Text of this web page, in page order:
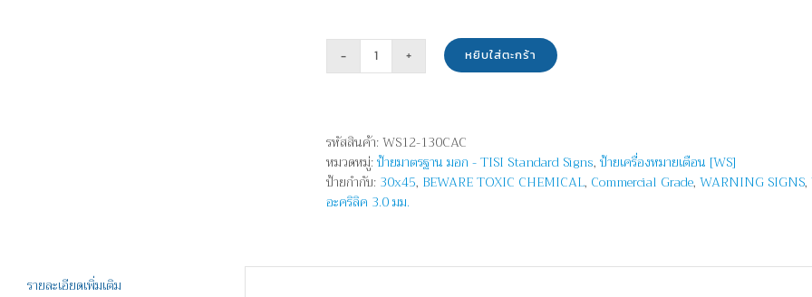
จำนวน
อันตราย
-
BEWARE
TOXIC
หยิบใส่ตะกร้า
รหัสสินค้า:WS12-130CAC
หมวดหมู่:ป้ายมาตรฐาน มอก - TISI Standard Signs, ป้ายเครื่องหมายเตือน [WS]
ป้ายกำกับ: 30x45, BEWARE TOXIC CHEMICAL, Commercial Grade, WARNING SIGNS,
อะคริลิค 3.0 มม.
รายละเอียดเพิ่มเติม